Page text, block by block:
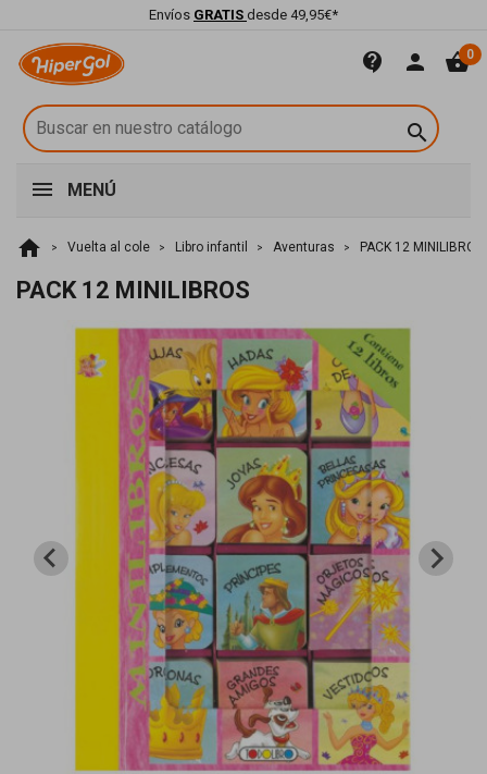
Envíos GRATIS desde 49,95€*
contact_support person shopping_basket0

MENÚ
home Vuelta al cole Libro infantil Aventuras PACK 12 MINILIBROS
PACK 12 MINILIBROS